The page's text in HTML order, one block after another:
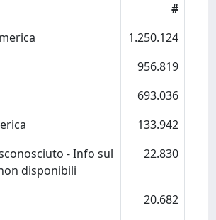
#
1.250.124
956.819
693.036
133.942
- Info sul
disponibili
22.830
20.682